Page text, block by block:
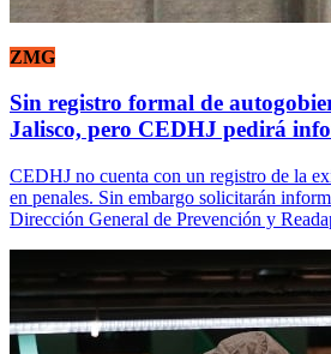
ZMG
Sin registro formal de
Jalisco, pero CEDHJ pedirá
CEDHJ no cuenta con un registro de la
en penales. Sin embargo solicitarán
Dirección General de Prevención y